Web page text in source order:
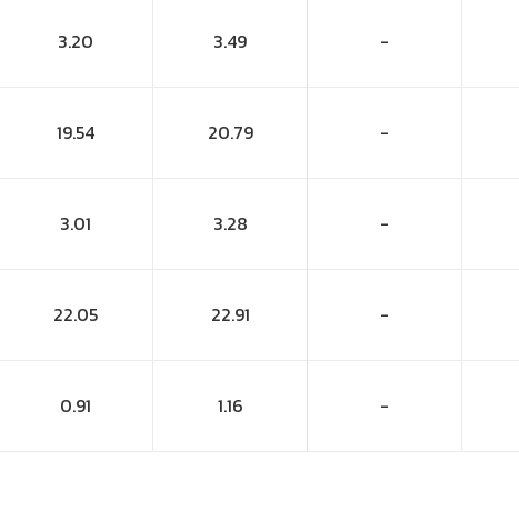
3.20 3.49 -
19.54 20.79 -
3.01 3.28 -
22.05 22.91 -
0.91 1.16 -